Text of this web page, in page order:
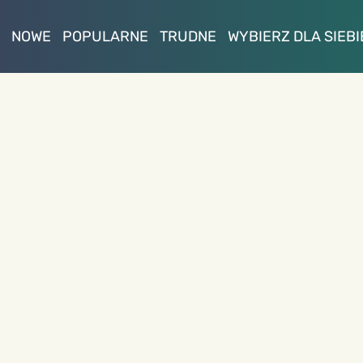
NOWE POPULARNE TRUDNE WYBIERZ DLA